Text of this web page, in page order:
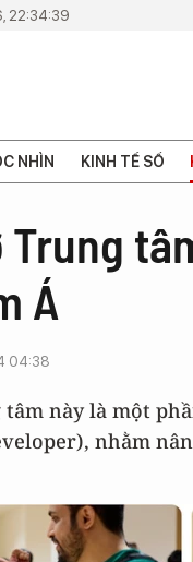
22:34:39
NHÌN KINH TẾ SỐ
Trung
Á
04:38
tâm này là một
nhằm